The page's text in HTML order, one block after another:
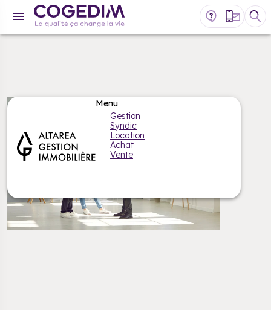
Gestion
Syndic
Location
Achat
Vente